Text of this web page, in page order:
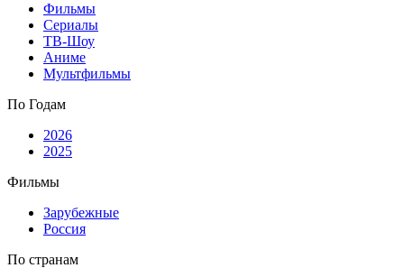
Фильмы
Сериалы
ТВ-Шоу
Аниме
Мультфильмы
По Годам
2026
2025
Фильмы
Зарубежные
Россия
По странам